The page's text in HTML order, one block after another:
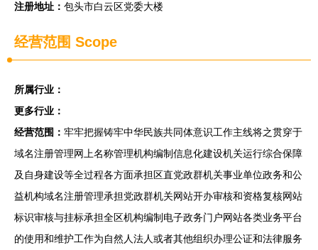
注册地址： 包头市白云区党委大楼
经营范围 Scope
所属行业：
更多行业：
经营范围： 牢牢把握铸牢中华民族共同体意识工作主线将之贯穿于
域名注册管理网上名称管理机构编制信息化建设机关运行综合保障
及自身建设等全过程各方面承担区直党政群机关事业单位政务和公
益机构域名注册管理承担党政群机关网站开办审核和资格复核网站
标识审核与挂标承担全区机构编制电子政务门户网站各类业务平台
的使用和维护工作为自然人法人或者其他组织办理公证和法律服务